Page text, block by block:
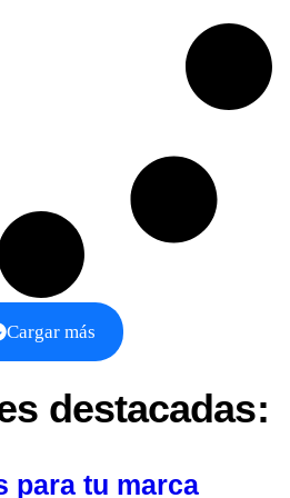
Cargar más
destacadas:
para tu marca